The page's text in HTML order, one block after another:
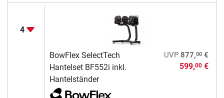
4
BowFlex SelectTech
Hantelset BF552i inkl.
Hantelständer
UVP 877,00€
599,00€